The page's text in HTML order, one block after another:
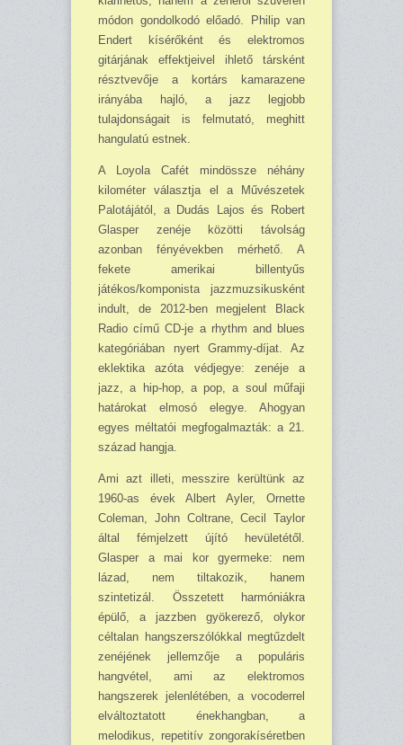
módon gondolkodó előadó. Philip van
Endert kísérőként és elektromos
gitárjának effektjeivel ihlető társként
résztvevője a kortárs kamarazene
irányába hajló, a jazz legjobb
tulajdonságait is felmutató, meghitt
hangulatú estnek.
A Loyola Cafét mindössze néhány
kilométer választja el a Művészetek
Palotájától, a Dudás Lajos és Robert
Glasper zenéje közötti távolság
azonban fényévekben mérhető. A
fekete amerikai billentyűs
játékos/komponista jazzmuzsikusként
indult, de 2012-ben megjelent Black
Radio című CD-je a rhythm and blues
kategóriában nyert Grammy-díjat. Az
eklektika azóta védjegye: zenéje a
jazz, a hip-hop, a pop, a soul műfaji
határokat elmosó elegye. Ahogyan
egyes méltatói megfogalmazták: a 21.
század hangja.
Ami azt illeti, messzire kerültünk az
1960-as évek Albert Ayler, Ornette
Coleman, John Coltrane, Cecil Taylor
által fémjelzett újító hevületétől.
Glasper a mai kor gyermeke: nem
lázad, nem tiltakozik, hanem
szintetizál. Összetett harmóniákra
épülő, a jazzben gyökerező, olykor
céltalan hangszerszólókkal megtűzdelt
zenéjének jellemzője a populáris
hangvétel, ami az elektromos
hangszerek jelenlétében, a vocoderrel
elváltoztatott énekhangban, a
melodikus, repetitív zongorakíséretben